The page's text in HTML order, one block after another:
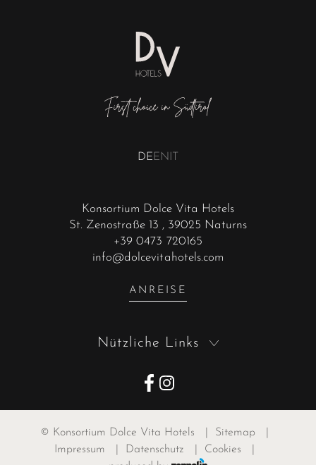
Konsortium Dolce Vita Hotels
St. Zenostraße 13 , 39025 Naturns
+39 0473 720165
info@dolcevitahotels.com
ANREISE
DEEN
Nützliche Links
© Konsortium Dolce Vita Hotels Sitemap
Impressum
Datenschutz Cookies